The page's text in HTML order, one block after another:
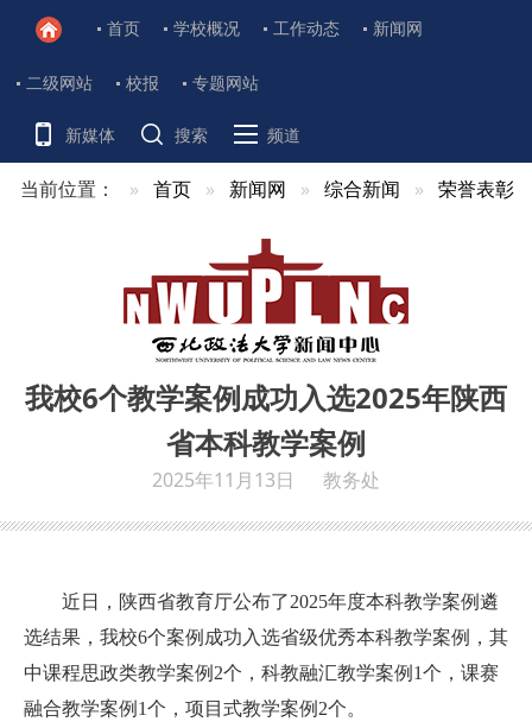
首页 学校概况 工作动态 新闻网
二级网站 校报 专题网站
新媒体 搜索 频道
当前位置： 首页 新闻网 综合新闻 荣誉表彰
我校6个教学案例成功入选2025年陕西
省本科教学案例
2025年11月13日 教务处
近日
，陕西省教育厅公布了2025年度本科教学案例遴
选结果，我校6个案例成功入选省级优秀本科教学案例，其
中课程思政类教学案例2个，科教融汇教学案例1个，课赛
融合教学案例1个，项目式教学案例2个。